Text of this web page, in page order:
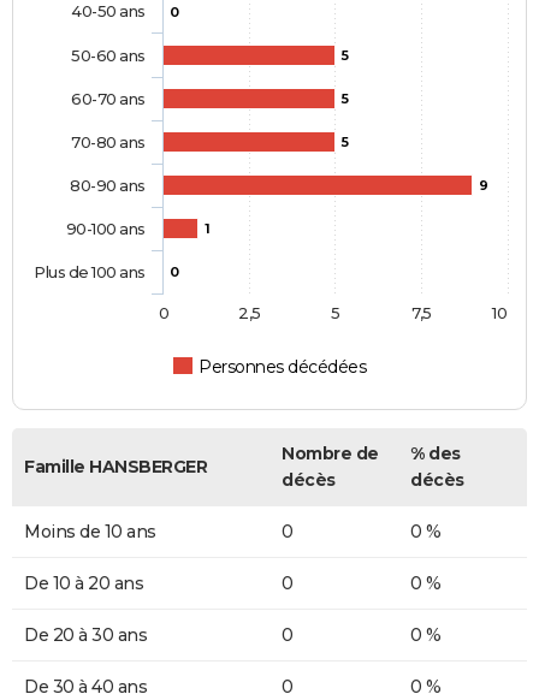
0
5
5
5
9
1
0
Personnes décédées
40-50 ans
50-60 ans
60-70 ans
70-80 ans
80-90 ans
90-100 ans
Plus de 100 ans
0 10
2,5 5 7,5
Famille HANSBERGER
Nombre de
décès
% des
décès
Moins de 10 ans 0 0 %
De 10 à 20 ans 0 0 %
De 20 à 30 ans 0 0 %
De 30 à 40 ans 0 0 %